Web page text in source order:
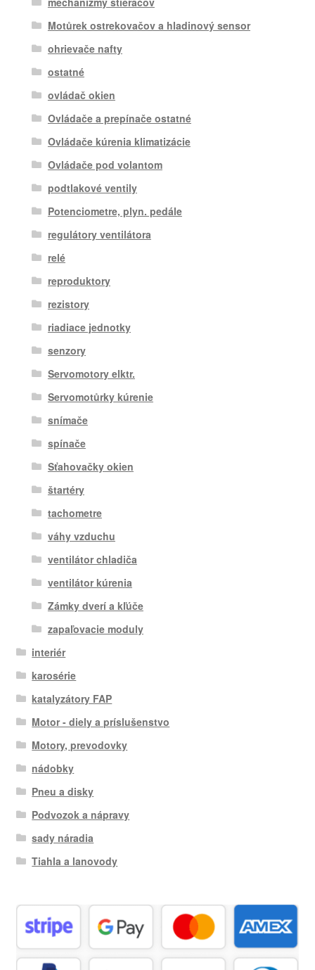
Motůrek ostrekovačov a hladinový sensor
ohrievače nafty
ostatné
ovládač okien
Ovládače a prepínače ostatné
Ovládače kúrenia klimatizácie
Ovládače pod volantom
podtlakové ventily
Potenciometre, plyn. pedále
regulátory ventilátora
relé
reproduktory
rezistory
riadiace jednotky
senzory
Servomotory elktr.
Servomotůrky kúrenie
snímače
spínače
Sťahovačky okien
štartéry
tachometre
váhy vzduchu
ventilátor chladiča
ventilátor kúrenia
Zámky dverí a kľúče
zapaľovacie moduly
interiér
karosérie
katalyzátory FAP
Motor - diely a príslušenstvo
Motory, prevodovky
nádobky
Pneu a disky
Podvozok a nápravy
sady náradia
Tiahla a lanovody